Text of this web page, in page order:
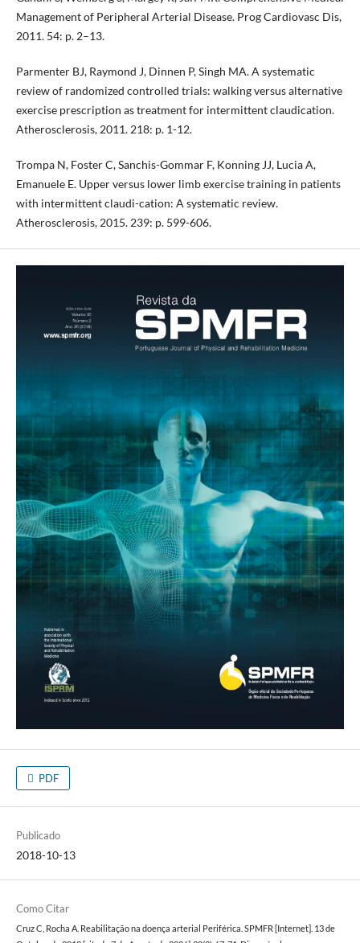
Management of Peripheral Arterial Disease. Prog Cardiovasc Dis,
2011. 54: p. 2–13.
Parmenter BJ, Raymond J, Dinnen P, Singh MA. A systematic
review of randomized controlled trials: walking versus alternative
exercise prescription as treatment for intermittent claudication.
Atherosclerosis, 2011. 218: p. 1-12.
Trompa N, Foster C, Sanchis-Gommar F, Konning JJ, Lucia A,
Emanuele E. Upper versus lower limb exercise training in patients
with intermittent claudi-cation: A systematic review.
Atherosclerosis, 2015. 239: p. 599-606.
PDF
Publicado
2018-10-13
Como Citar
Cruz C, Rocha A. Reabilitação na doença arterial Periférica. SPMFR [Internet]. 13 de